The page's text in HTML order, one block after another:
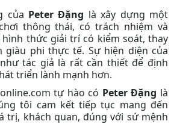
của Peter Đặng là xây dựng một
thông thái, có trách nhiệm và
thức giải trí có kiểm soát, thay
giàu phi thực tế. Sự hiện diện của
nhưtác giả là rất cần thiết để định
triển lành mạnh hơn.
tự hào có Peter Đặng là
tôi cam kết tiếp tục mang đến
trị, khách quan, đúng với sứ mệnh